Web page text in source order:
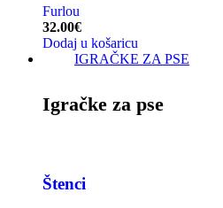
Furlou
32.00€
Dodaj u košaricu
IGRAČKE ZA PSE
Igračke za pse
Štenci